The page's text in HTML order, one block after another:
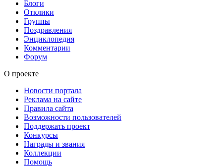
Блоги
Отклики
Группы
Поздравления
Энциклопедия
Комментарии
Форум
О проекте
Новости портала
Реклама на сайте
Правила сайта
Возможности пользователей
Поддержать проект
Конкурсы
Награды и звания
Коллекции
Помощь